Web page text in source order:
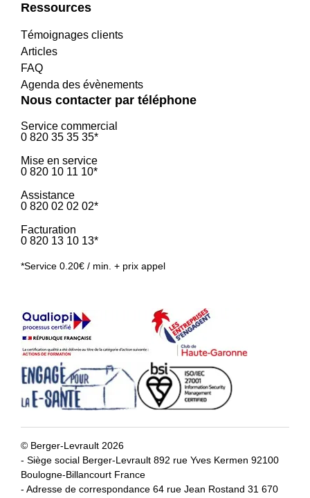
Ressources
Témoignages clients
Articles
FAQ
Agenda des évènements
Nous contacter par téléphone
Service commercial
0 820 35 35 35*
Mise en service
0 820 10 11 10*
Assistance
0 820 02 02 02*
Facturation
0 820 13 10 13*
*Service 0.20€ / min. + prix appel
© Berger-Levrault 2026
- Siège social Berger-Levrault 892 rue Yves Kermen 92100
Boulogne-Billancourt France
- Adresse de correspondance 64 rue Jean Rostand 31 670